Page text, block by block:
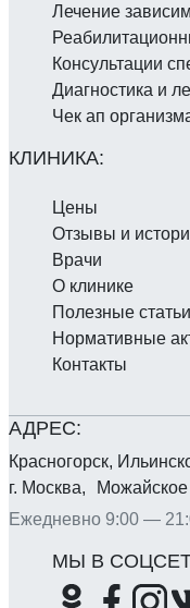
Красногорск,
г. Москва,
Ежедневно 9:00 —
Лечение
Консультации
Диагностика и
Чек ап
Цены
Отзывы и
Врачи
О клинике
Полезные статьи
Нормативные
Контакты